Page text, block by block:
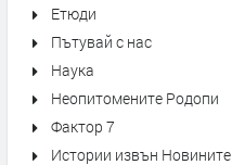
Етюди
Пътувай с нас
Наука
Неопитомените Родопи
Фактор 7
Истории извън Новините